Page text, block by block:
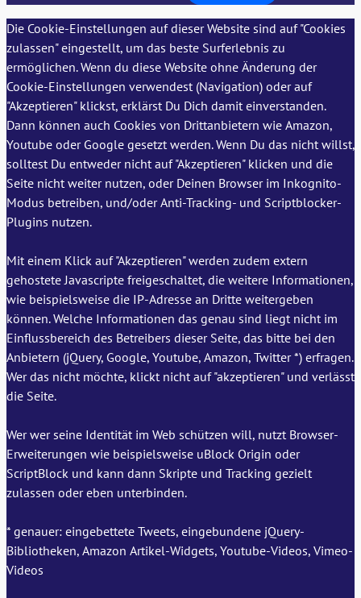
Die Cookie-Einstellungen auf dieser Website sind auf "Cookies
zulassen" eingestellt, um das beste Surferlebnis zu
ermöglichen. Wenn du diese Website ohne Änderung der
Cookie-Einstellungen verwendest (Navigation) oder auf
"Akzeptieren" klickst, erklärst Du Dich damit einverstanden.
Dann können auch Cookies von Drittanbietern wie Amazon,
Youtube oder Google gesetzt werden. Wenn Du das nicht willst,
solltest Du entweder nicht auf "Akzeptieren" klicken und die
Seite nicht weiter nutzen, oder Deinen Browser im Inkognito-
Modus betreiben, und/oder Anti-Tracking- und Scriptblocker-
Plugins nutzen.
Mit einem Klick auf "Akzeptieren" werden zudem extern
gehostete Javascripte freigeschaltet, die weitere Informationen,
wie beispielsweise die IP-Adresse an Dritte weitergeben
können. Welche Informationen das genau sind liegt nicht im
Einflussbereich des Betreibers dieser Seite, das bitte bei den
Anbietern (jQuery, Google, Youtube, Amazon, Twitter *) erfragen.
Wer das nicht möchte, klickt nicht auf "akzeptieren" und verlässt
die Seite.
Wer wer seine Identität im Web schützen will, nutzt Browser-
Erweiterungen wie beispielsweise uBlock Origin oder
ScriptBlock und kann dann Skripte und Tracking gezielt
zulassen oder eben unterbinden.
* genauer: eingebettete Tweets, eingebundene jQuery-
Bibliotheken, Amazon Artikel-Widgets, Youtube-Videos, Vimeo-
Videos